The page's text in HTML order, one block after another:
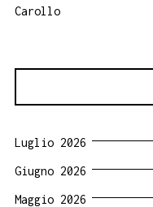
Carollo
Luglio 2026
Giugno 2026
Maggio 2026